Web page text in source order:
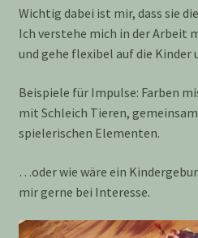
Kontakt
Kreative Einzelbegleitung
Kreative Kinderkurse
KreativMP3
Projekte
So arbeite ich
Wichtig dabei ist mir, dass sie
Ich verstehe mich in der Arbeit
und gehe flexibel auf die Kinder
Beispiele für Impulse: Farben
mit Schleich Tieren,
spielerischen Elementen.
…oder wie wäre ein
mir gerne bei Interesse.